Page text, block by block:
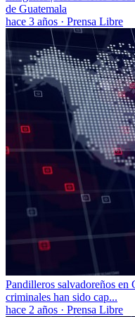
de Guatemala
hace 3 años · Prensa Libre
Pandilleros salvadoreños en
criminales han sido cap...
hace 2 años · Prensa Libre